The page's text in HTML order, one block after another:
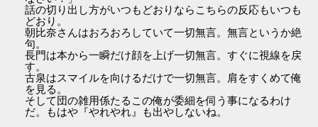
話の切り出し方がいつもどおりならこちらの反応もいつも
どおり。
朝比奈さんはおろおろしていて一切無言。無言というか絶
句。
長門は本から一瞬だけ顔を上げ一切無言。すぐに視線を戻
す。
古泉はスマイルを向けるだけで一切無言。肩をすくめて俺
を見る。
そして団の雑用係たるこの俺が委細を伺う事になるわけ
だ。もはや『やれやれ』も出やしないね。